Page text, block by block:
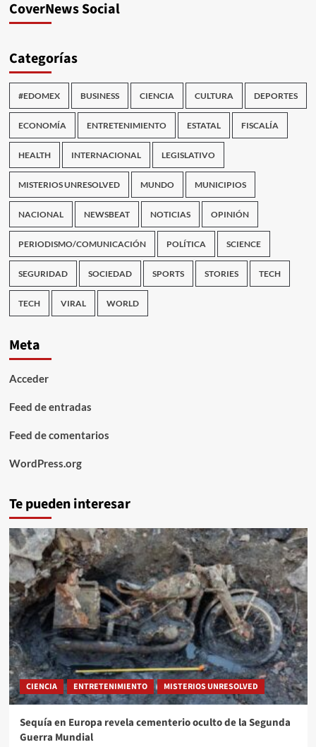
CoverNews Social
Categorías
#EDOMEX BUSINESS CIENCIA CULTURA DEPORTES
ECONOMÍA ENTRETENIMIENTO ESTATAL FISCALÍA
HEALTH INTERNACIONAL LEGISLATIVO
MISTERIOS UNRESOLVED MUNDO MUNICIPIOS
NACIONAL NEWSBEAT NOTICIAS OPINIÓN
PERIODISMO/COMUNICACIÓN POLÍTICA SCIENCE
SEGURIDAD SOCIEDAD SPORTS STORIES TECH
TECH VIRAL WORLD
Meta
Acceder
Feed de entradas
Feed de comentarios
WordPress.org
Te pueden interesar
CIENCIA ENTRETENIMIENTO MISTERIOS UNRESOLVED
Sequía en Europa revela cementerio oculto de la Segunda
Guerra Mundial